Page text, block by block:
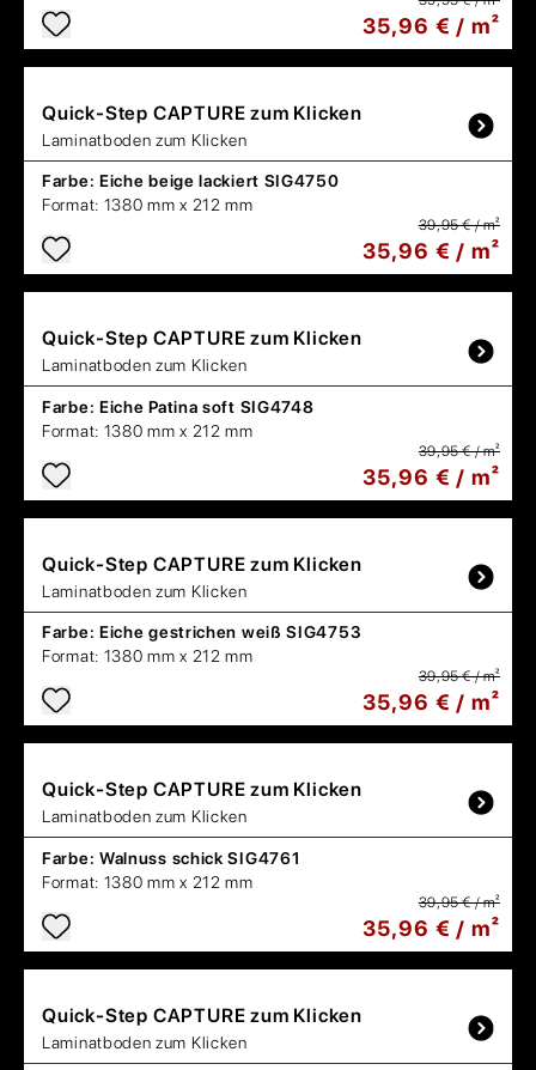
35,96 € / m²
Quick-Step CAPTURE zum Klicken
Laminatboden zum Klicken
Farbe: Eiche beige lackiert SIG4750
Format: 1380 mm x 212 mm
39,95 € / m²
35,96 € / m²
Quick-Step CAPTURE zum Klicken
Laminatboden zum Klicken
Farbe: Eiche Patina soft SIG4748
Format: 1380 mm x 212 mm
39,95 € / m²
35,96 € / m²
Quick-Step CAPTURE zum Klicken
Laminatboden zum Klicken
Farbe: Eiche gestrichen weiß SIG4753
Format: 1380 mm x 212 mm
39,95 € / m²
35,96 € / m²
Quick-Step CAPTURE zum Klicken
Laminatboden zum Klicken
Farbe: Walnuss schick SIG4761
Format: 1380 mm x 212 mm
39,95 € / m²
35,96 € / m²
Quick-Step CAPTURE zum Klicken
Laminatboden zum Klicken